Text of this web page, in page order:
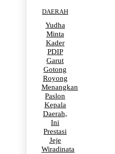
DAERAH
Yudha
Minta
Kader
PDIP
Garut
Gotong
Royong
Menangkan
Paslon
Kepala
Daerah,
Ini
Prestasi
Jeje
Wiradinata